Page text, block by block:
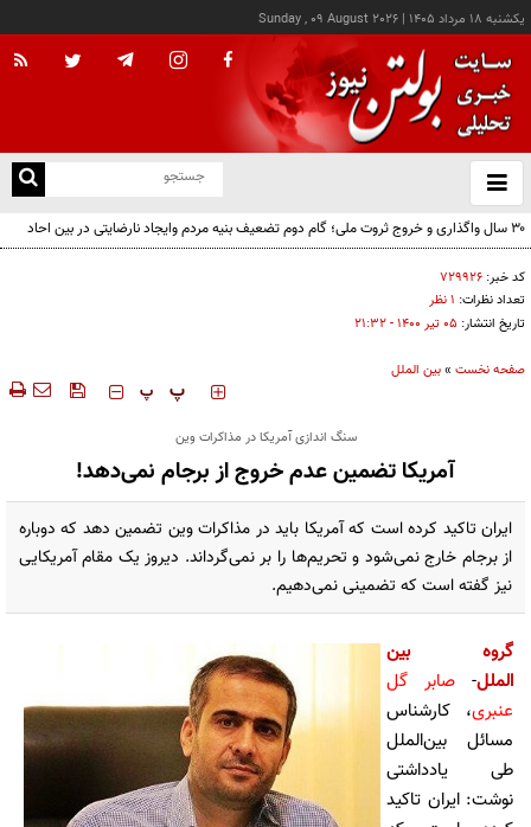
يکشنبه ۱۸ مرداد ۱۴۰۵ |
Sunday , 09 August 2026
باز
و
۳۰ سال واگذاری و خروج ثروت ملی؛ گام دوم تضعیف بنیه مردم وایجاد نارضایتی در بین احاد
مردم
کد خبر: ۷۲۹۹۲۶
تعداد نظرات: ۱ نظر
تاریخ انتشار: ۰۵ تير ۱۴۰۰ - ۲۱:۳۲
صفحه نخست »بین الملل
‍‍‍ پ پ
سنگ اندازی آمریکا در مذاکرات وین
آمریکا تضمین عدم خروج از برجام نمی‌دهد!
ایران تاکید کرده است که آمریکا باید در مذاکرات وین تضمین دهد که دوباره
از برجام خارج نمی‌شود و تحریم‌ها را بر نمی‌گرداند. دیروز یک مقام آمریکایی
نیز گفته است که تضمینی نمی‌دهیم.
گروه بین
الملل- صابر گل
عنبری، کارشناس
مسائل بین‌الملل
طی یادداشتی
نوشت: ایران تاکید